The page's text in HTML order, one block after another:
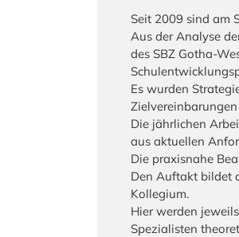
Seit 2009 sind am
Aus der Analyse
des SBZ Gotha-
Es wurden
Die jährlichen
aus aktuellen
Die praxisnahe
Den Auftakt bildet
Kollegium.
Hier werden
Spezialisten